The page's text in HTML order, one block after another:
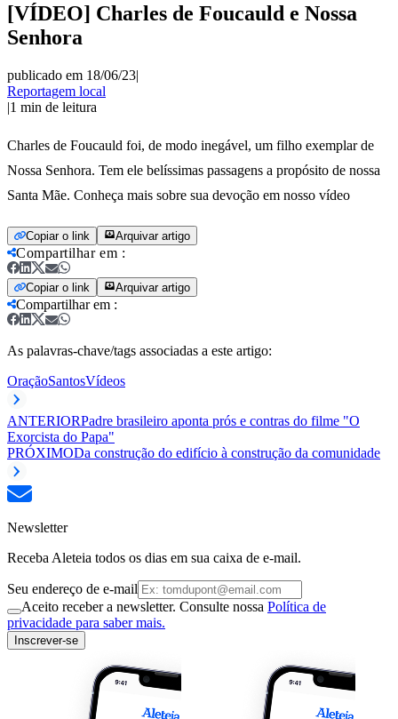
[VÍDEO] Charles de Foucauld e Nossa
Senhora
publicado em 18/06/23|
Reportagem local
|1 min de leitura
Charles de Foucauld foi, de modo inegável, um filho exemplar de
Nossa Senhora. Tem ele belíssimas passagens a propósito de nossa
Santa Mãe. Conheça mais sobre sua devoção em nosso vídeo
Copiar o link Arquivar artigo
Compartilhar em :
Copiar o link Arquivar artigo
Compartilhar em :
As palavras-chave/tags associadas a este artigo:
OraçãoSantosVídeos
ANTERIORPadre brasileiro aponta prós e contras do filme "O
Exorcista do Papa"
PRÓXIMODa construção do edifício à construção da comunidade
Newsletter
Receba Aleteia todos os dias em sua caixa de e-mail.
Seu endereço de e-mail
Aceito receber a newsletter. Consulte nossa Política de
privacidade para saber mais.
Inscrever-se